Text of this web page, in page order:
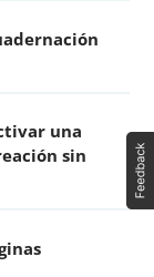
una
sin